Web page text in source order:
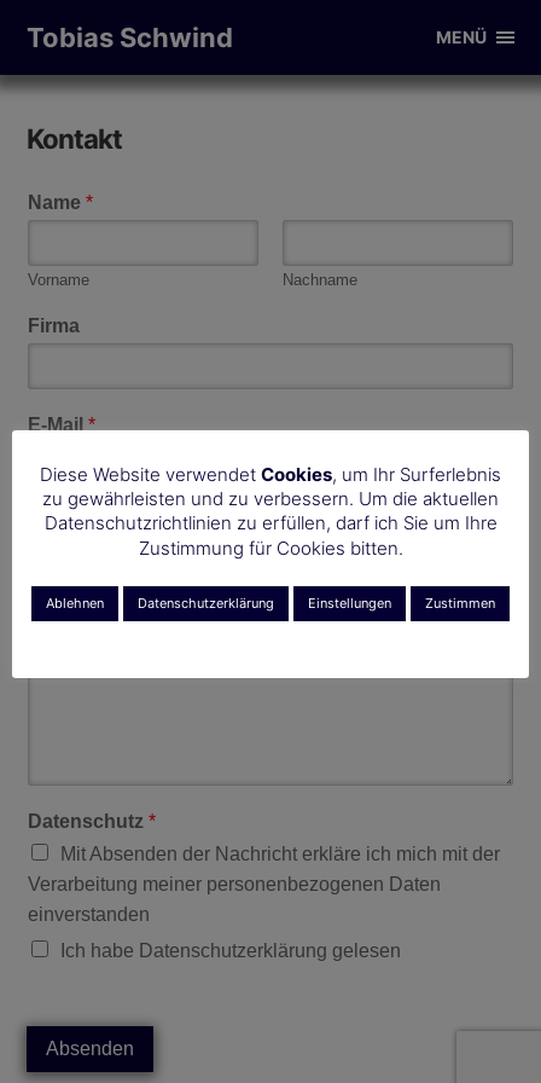
Tobias Schwind MENÜ
Kontakt
Name*
Vorname Nachname
Firma
E-Mail*
Telefon
Ihre Nachricht*
Datenschutz*
Mit Absenden der Nachricht erkläre ich mich mit der
Verarbeitung meiner personenbezogenen Daten
einverstanden
Ich habe Datenschutzerklärung gelesen
Absenden
Diese Website verwendet Cookies, um Ihr Surferlebnis
zu gewährleisten und zu verbessern. Um die aktuellen
Datenschutzrichtlinien zu erfüllen, darf ich Sie um Ihre
Zustimmung für Cookies bitten.
Ablehnen Datenschutzerklärung Einstellungen Zustimmen